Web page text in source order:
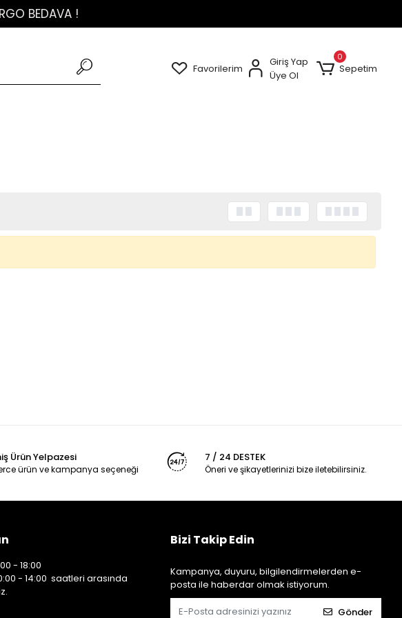
BEDAVA !
Favorilerim
Giriş Yap
Üye Ol
0
Sepetim
Ürün Yelpazesi
ürün ve kampanya seçeneği
7 / 24 DESTEK
Öneri ve şikayetlerinizi bize iletebilirsiniz.
- 18:00
- 14:00 saatleri arasında
Bizi Takip Edin
Kampanya, duyuru, bilgilendirmelerden e-
posta ile haberdar olmak istiyorum.
Gönder